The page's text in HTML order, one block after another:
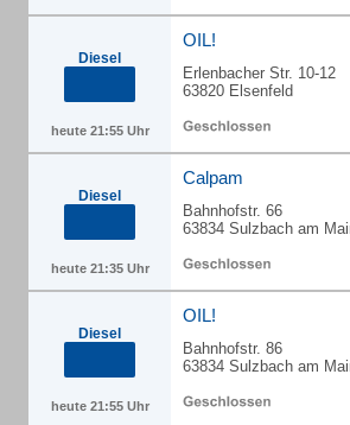
Diesel
heute 21:55 Uhr
OIL!
Erlenbacher Str. 10-12
63820 Elsenfeld
Diesel
heute 21:35 Uhr
Calpam
Bahnhofstr. 66
63834 Sulzbach am
Diesel
heute 21:55 Uhr
OIL!
Bahnhofstr. 86
63834 Sulzbach am